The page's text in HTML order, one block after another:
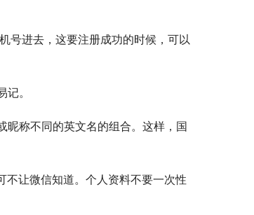
号进去，这要注册成功的时候，可以
。
昵称不同的英文名的组合。这样，国
让微信知道。个人资料不要一次性